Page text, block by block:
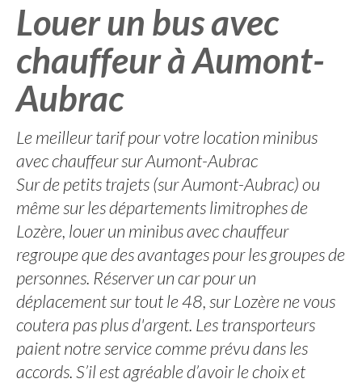
Louer un bus avec
chauffeur à Aumont-
Aubrac
Le meilleur tarif pour votre location minibus
avec chauffeur sur Aumont-Aubrac
Sur de petits trajets (sur Aumont-Aubrac) ou
même sur les départements limitrophes de
Lozère, louer un minibus avec chauffeur
regroupe que des avantages pour les groupes de
personnes. Réserver un car pour un
déplacement sur tout le 48, sur Lozère ne vous
coutera pas plus d'argent. Les transporteurs
paient notre service comme prévu dans les
accords. S’il est agréable d’avoir le choix et